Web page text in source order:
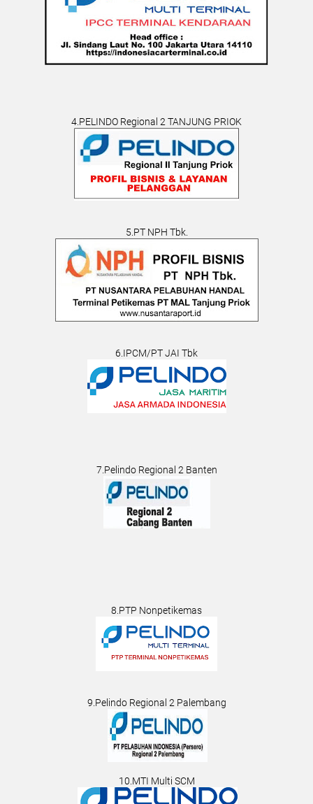
4.PELINDO Regional 2 TANJUNG PRIOK
5.PT NPH Tbk.
6.IPCM/PT JAI Tbk
7.Pelindo Regional 2 Banten
8.PTP Nonpetikemas
9.Pelindo Regional 2 Palembang
10.MTI Multi SCM